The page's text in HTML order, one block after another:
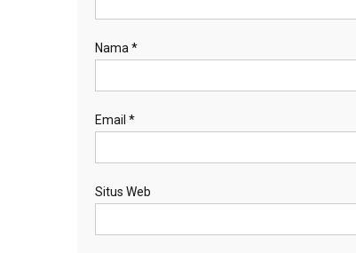
Nama*
Email *
Situs Web